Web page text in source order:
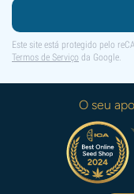
Este site está protegido pelo
Termos de Serviço da Google.
O seu